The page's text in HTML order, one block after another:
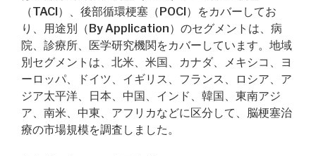
（TACI）、後部循環梗塞（POCI）をカバーしてお
り、用途別（By Application）のセグメントは、病
院、診療所、医学研究機関をカバーしています。地域
別セグメントは、北米、米国、カナダ、メキシコ、ヨ
ーロッパ、ドイツ、イギリス、フランス、ロシア、ア
ジア太平洋、日本、中国、インド、韓国、東南アジ
ア、南米、中東、アフリカなどに区分して、脳梗塞治
療の市場規模を調査しました。